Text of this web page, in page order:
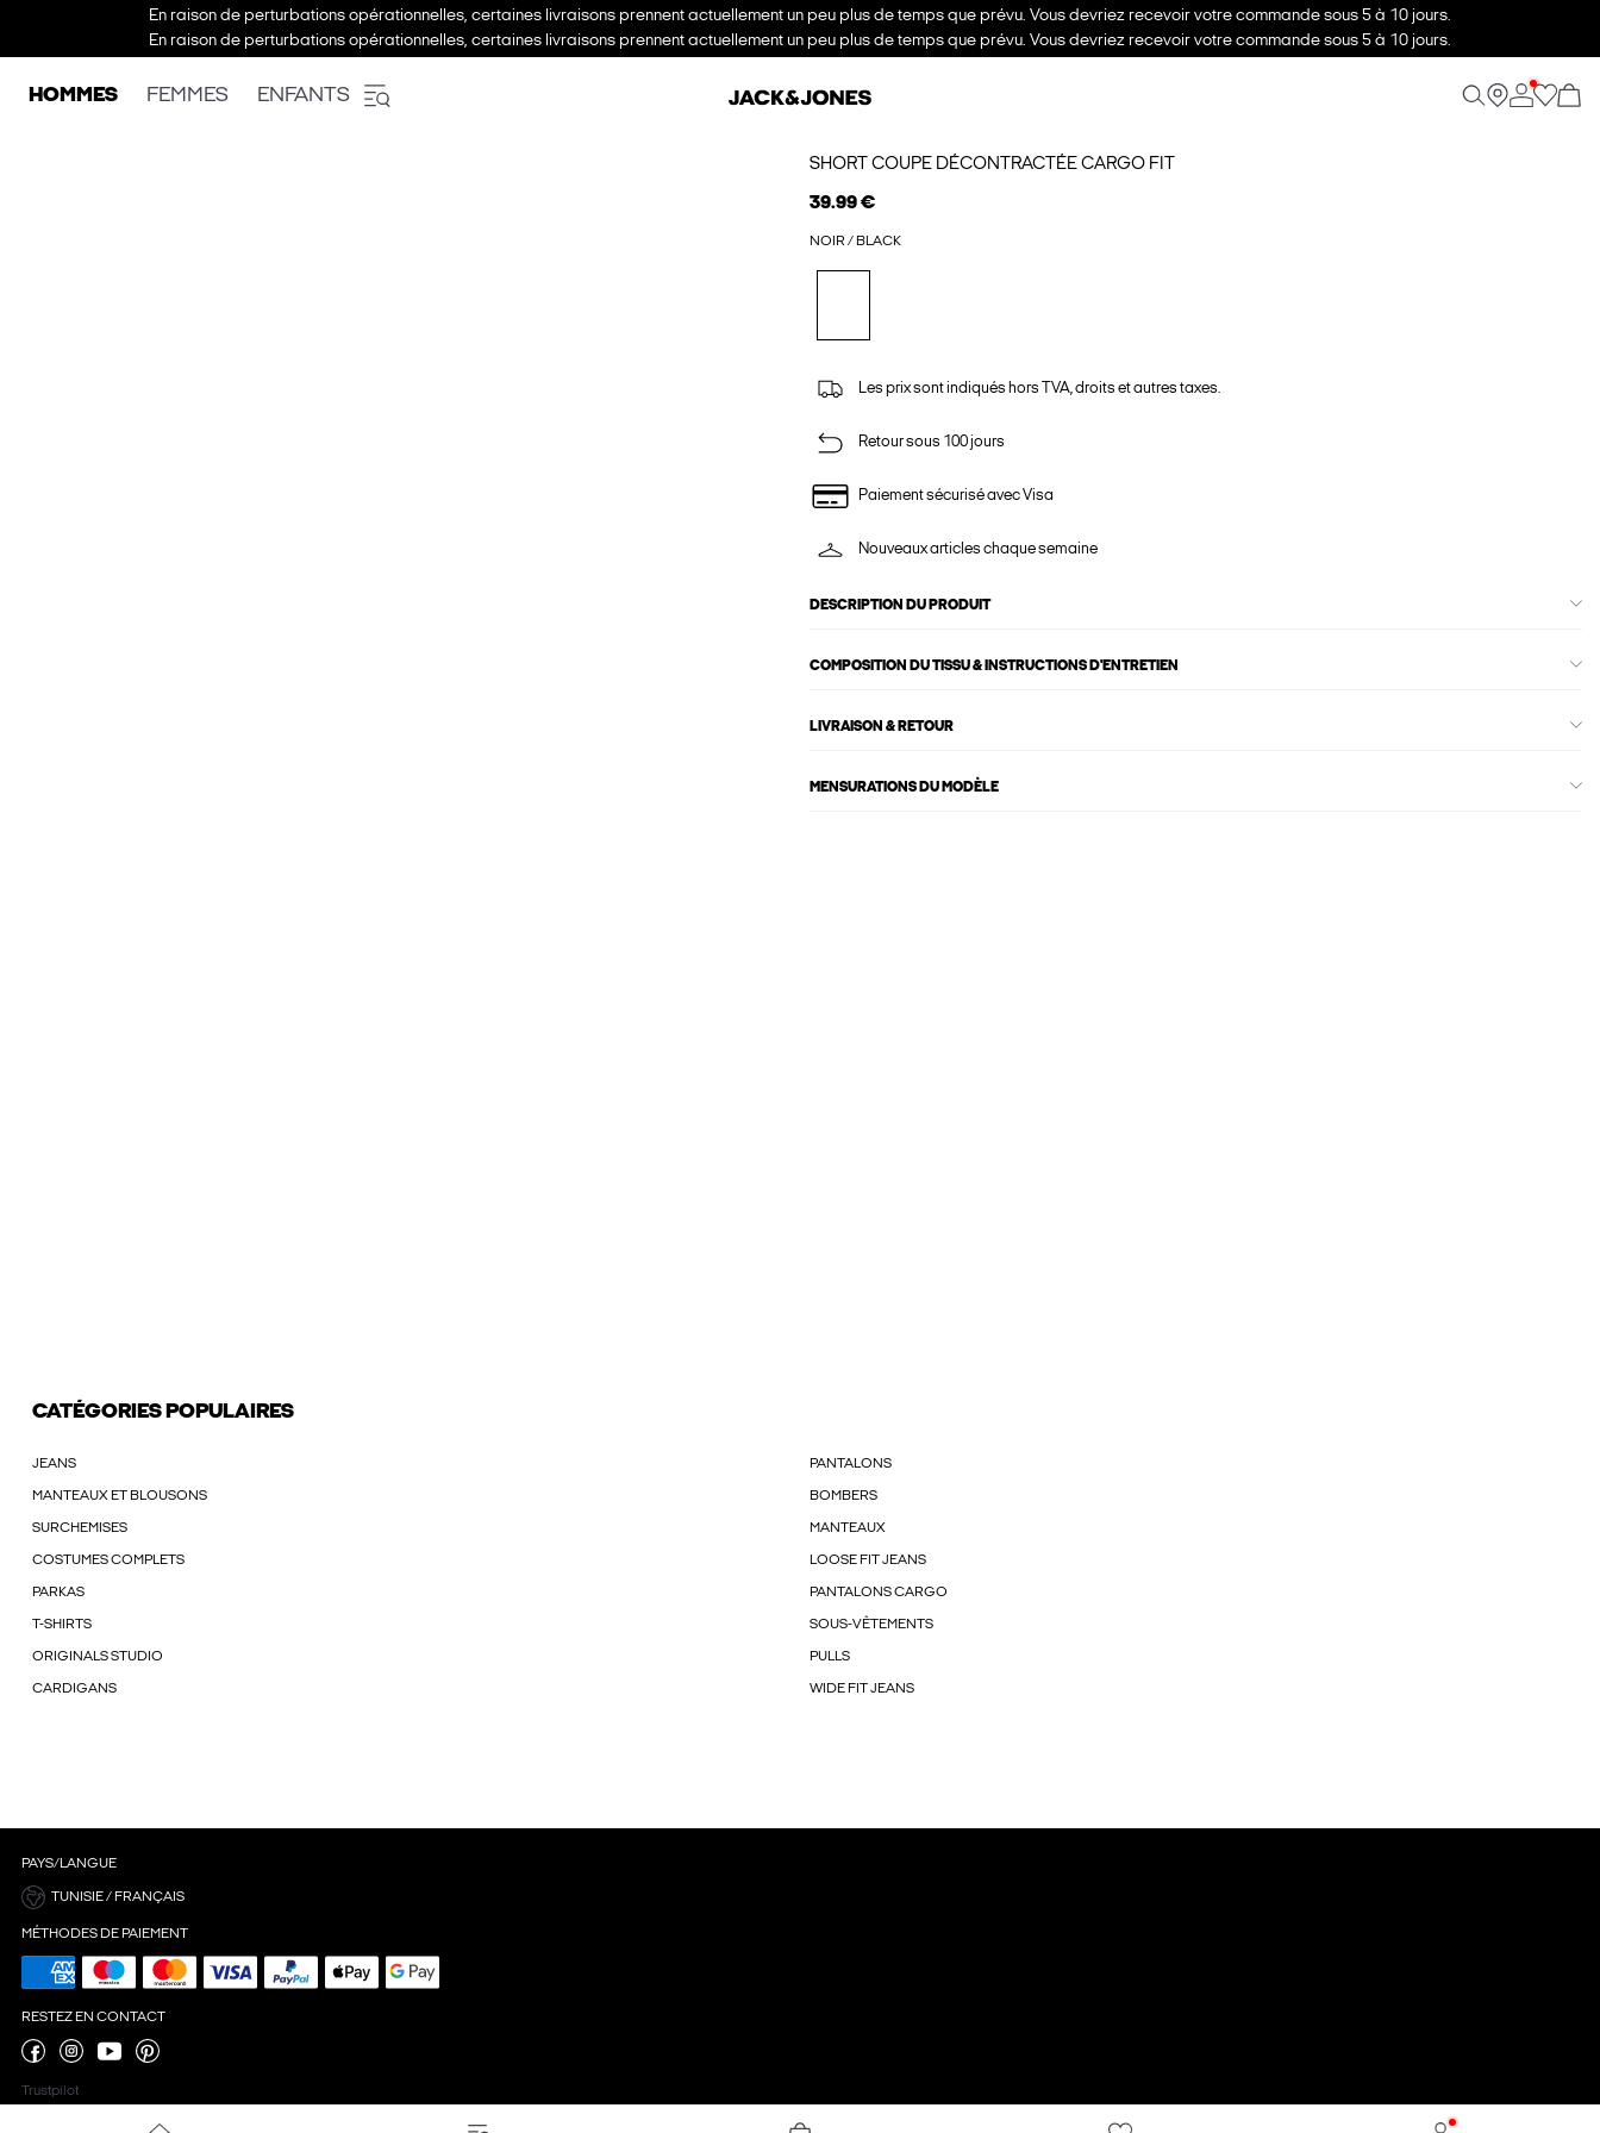
En raison de perturbations opérationnelles, certaines livraisons prennent actuellement un peu plus de temps que prévu. Vous devriez recevoir votre commande sous 5 à 10 jours.
En raison de perturbations opérationnelles, certaines livraisons prennent actuellement un peu plus de temps que prévu. Vous devriez recevoir votre commande sous 5 à 10 jours.
HOMMES FEMMES ENFANTS
SHORT COUPE DÉCONTRACTÉE CARGO FIT
39.99 €
NOIR / BLACK
Les prix sont indiqués hors TVA, droits et autres taxes.
Retour sous 100 jours
Paiement sécurisé avec Visa
Nouveaux articles chaque semaine
DESCRIPTION DU PRODUIT
COMPOSITION DU TISSU & INSTRUCTIONS D'ENTRETIEN
LIVRAISON & RETOUR
MENSURATIONS DU MODÈLE
CATÉGORIES POPULAIRES
JEANS PANTALONS
MANTEAUX ET BLOUSONS BOMBERS
SURCHEMISES MANTEAUX
COSTUMES COMPLETS LOOSE FIT JEANS
PARKAS PANTALONS CARGO
T-SHIRTS SOUS-VÊTEMENTS
ORIGINALS STUDIO PULLS
CARDIGANS WIDE FIT JEANS
PAYS/LANGUE
TUNISIE / FRANÇAIS
MÉTHODES DE PAIEMENT
RESTEZ EN CONTACT
Trustpilot